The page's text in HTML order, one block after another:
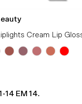
Cream Lip
14 EM 14.